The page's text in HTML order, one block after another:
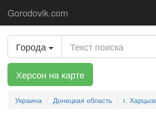
Gorodovik.com
Города
Херсон на карте
Украина Донецкая область г.